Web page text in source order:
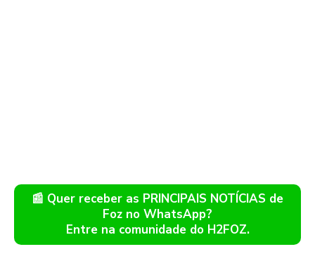
📰 Quer receber as PRINCIPAIS NOTÍCIAS de
Foz no WhatsApp?
Entre na comunidade do H2FOZ.